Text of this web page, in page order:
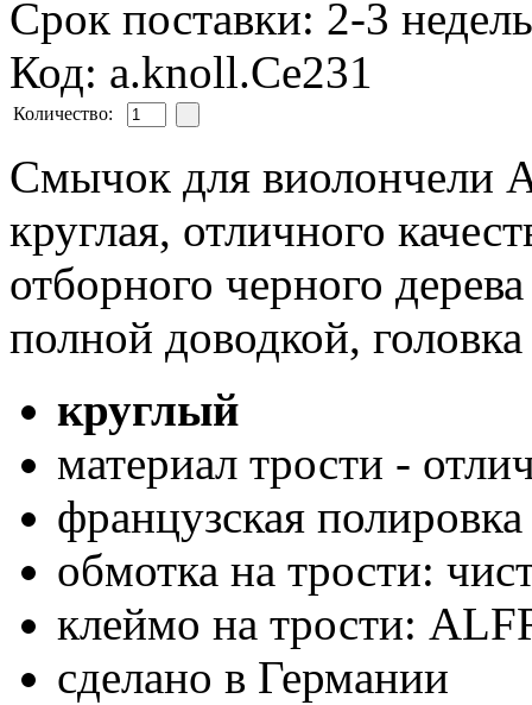
Срок поставки: 2-3 недель
Код: a.knoll.Ce231
Количество:
Смычок для виолончели
круглая, отличного
отборного черного
полной доводкой,
круглый
материал трости -
французская полировка
обмотка на трости:
клеймо на трости:
сделано в Германии